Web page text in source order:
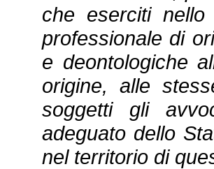
che eserciti
professionale di
e deontologiche
origine, alle
soggetti gli
adeguato dello
nel territorio di